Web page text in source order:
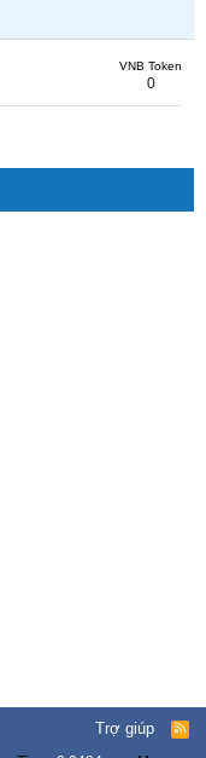
VNB Token
0
Trợ giúp
R